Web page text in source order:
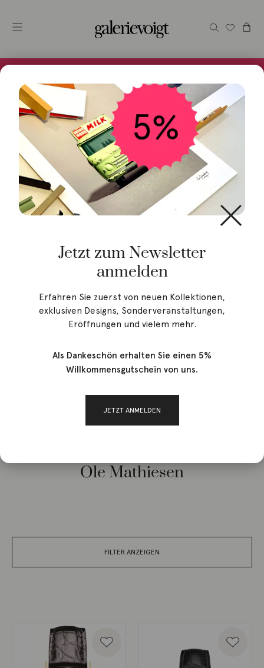
Versandfertig! 5% Bei Newsletteranmeldung.
Ole Mathiesen
FILTER ANZEIGEN
Jetzt zum Newsletter
anmelden
Erfahren Sie zuerst von neuen Kollektionen,
exklusiven Designs, Sonderveranstaltungen,
Eröffnungen und vielem mehr.
Als Dankeschön erhalten Sie einen 5%
Willkommensgutschein von uns.
JETZT ANMELDEN